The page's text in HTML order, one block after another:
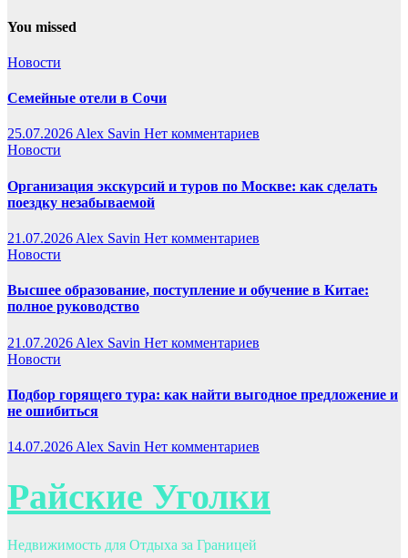
You missed
Новости
Семейные отели в Сочи
25.07.2026Alex Savin Нет комментариев
Новости
Организация экскурсий и туров по Москве: как сделать
поездку незабываемой
21.07.2026 Alex Savin Нет комментариев
Новости
Высшее образование, поступление и обучение в Китае:
полное руководство
21.07.2026 Alex Savin Нет комментариев
Новости
Подбор горящего тура: как найти выгодное предложение и
не ошибиться
14.07.2026 Alex Savin Нет комментариев
Райские Уголки
Недвижимость для Отдыха за Границей